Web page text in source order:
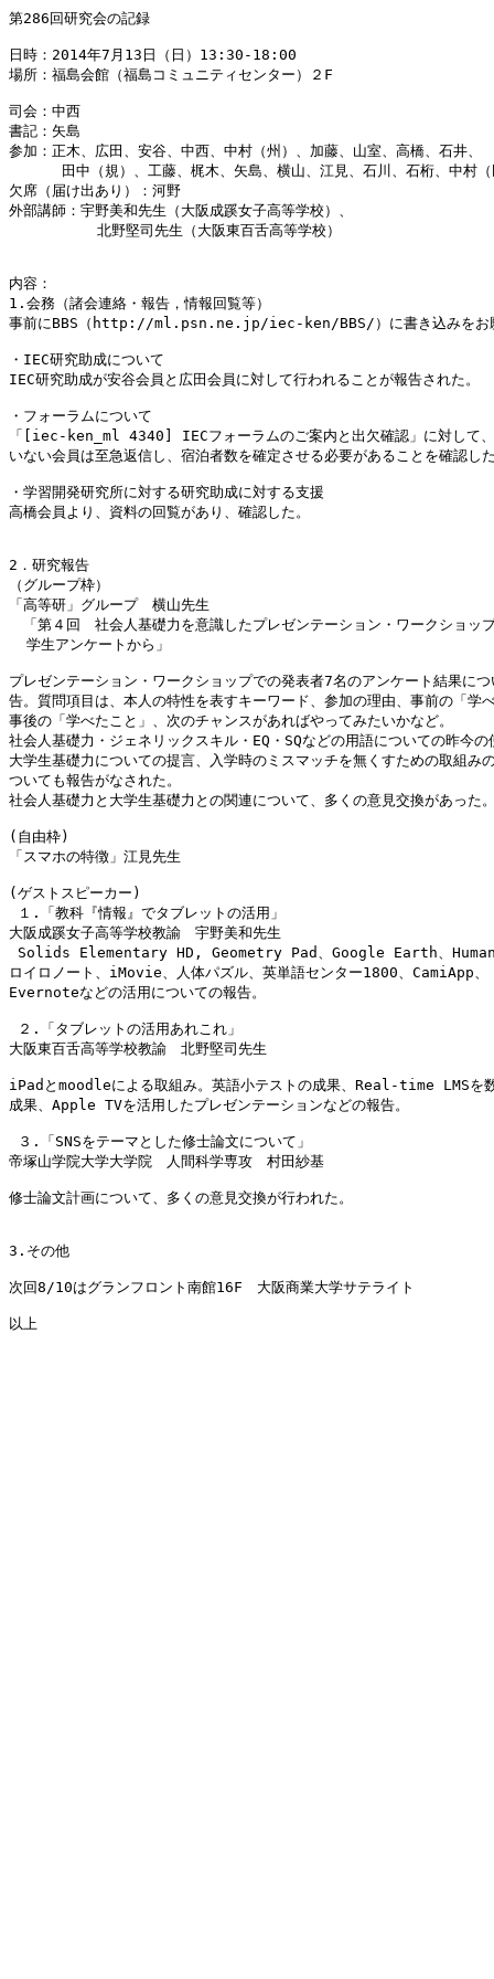
第286回研究会の記録
日時：2014年7月13日（日）13:30-18:00
場所：福島会館（福島コミュニティセンター）２F
司会：中西
書記：矢島
参加：正木、広田、安谷、中西、中村（州）、加藤、山室、高橋、石井、
田中（規）、工藤、梶木、矢島、横山、江見、石川、石桁、中村
欠席（届け出あり）：河野
外部講師：宇野美和先生（大阪成蹊女子高等学校）、
          北野堅司先生（大阪東百舌高等学校）
内容：
1.会務（諸会連絡・報告，情報回覧等）
事前にBBS（http://ml.psn.ne.jp/iec-ken/BBS/）に書き込みをお
・IEC研究助成について
IEC研究助成が安谷会員と広田会員に対して行われることが報告された。
・フォーラムについて
「[iec-ken_ml 4340] IECフォーラムのご案内と出欠確認」に対して
いない会員は至急返信し、宿泊者数を確定させる必要があることを確認し
・学習開発研究所に対する研究助成に対する支援
高橋会員より、資料の回覧があり、確認した。
2．研究報告
（グループ枠）
「高等研」グループ　横山先生
「第４回　社会人基礎力を意識したプレゼンテーション・ワークショッ
  学生アンケートから」
プレゼンテーション・ワークショップでの発表者7名のアンケート結果に
告。質問項目は、本人の特性を表すキーワード、参加の理由、事前の「学
事後の「学べたこと」、次のチャンスがあればやってみたいかなど。
社会人基礎力・ジェネリックスキル・EQ・SQなどの用語についての昨今の
大学生基礎力についての提言、入学時のミスマッチを無くすための取組み
ついても報告がなされた。
社会人基礎力と大学生基礎力との関連について、多くの意見交換があった
(自由枠)
「スマホの特徴」江見先生
(ゲストスピーカー)
１.「教科『情報』でタブレットの活用」
大阪成蹊女子高等学校教諭　宇野美和先生
Solids Elementary HD, Geometry Pad、Google Earth、
ロイロノート、iMovie、人体パズル、英単語センター1800、CamiApp、
Evernoteなどの活用についての報告。
２.「タブレットの活用あれこれ」
大阪東百舌高等学校教諭　北野堅司先生
iPadとmoodleによる取組み。英語小テストの成果、Real-time LMSを
成果、Apple TVを活用したプレゼンテーションなどの報告。
３.「SNSをテーマとした修士論文について」
帝塚山学院大学大学院　人間科学専攻　村田紗基
修士論文計画について、多くの意見交換が行われた。
3.その他
次回8/10はグランフロント南館16F　大阪商業大学サテライト